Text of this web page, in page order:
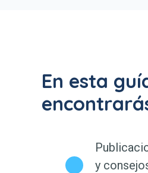
En esta
y